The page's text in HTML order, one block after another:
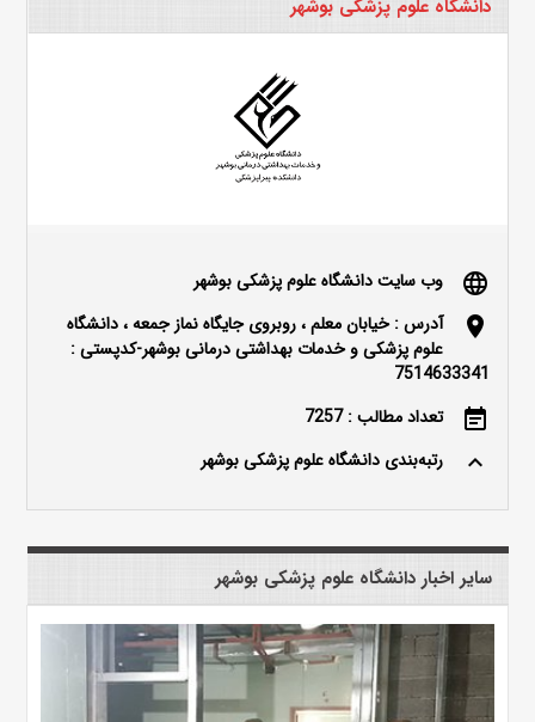
دانشگاه علوم پزشکی بوشهر
language وب سایت دانشگاه علوم پزشکی بوشهر
location_on
آدرس : خیابان معلم ، روبروی جایگاه نماز جمعه ، دانشگاه
علوم پزشکی و خدمات بهداشتی درمانی بوشهر-کدپستی :
7514633341
event_note تعداد مطالب : 7257
keyboard_arrow_up رتبه‌بندی دانشگاه علوم پزشکی بوشهر
سایر اخبار دانشگاه علوم پزشکی بوشهر